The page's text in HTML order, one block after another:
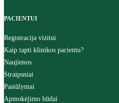
PACIENTUI
Registracija vizitui
Kaip tapti klinikos pacientu?
Naujienos
Straipsniai
Pasiūlymai
Apmokėjimo būdai